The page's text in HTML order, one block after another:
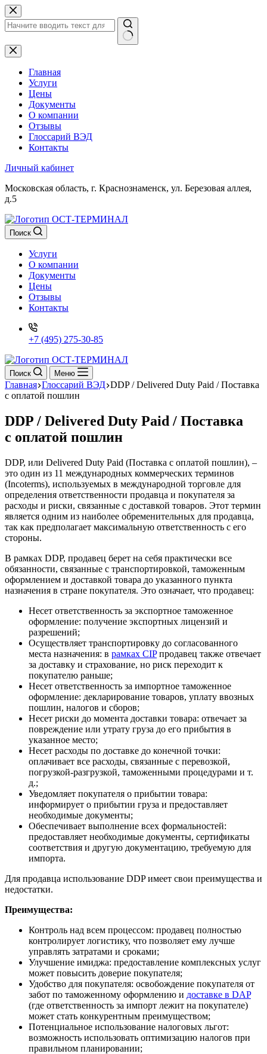
Перейти
к
сути
Ничего
не
найденоГлавная
Услуги
Цены
Документы
О компании
Отзывы
Глоссарий ВЭД
Контакты
Личный кабинет
Московская область, г. Краснознаменск, ул. Березовая аллея,
д.5
Поиск
Услуги
О компании
Документы
Цены
Отзывы
Контакты
+7 (495) 275-30-85
Поиск Меню
Главная Глоссарий ВЭД DDP / Delivered Duty Paid / Поставка
с оплатой пошлин
DDP / Delivered Duty Paid / Поставка
с оплатой пошлин
DDP, или Delivered Duty Paid (Поставка с оплатой пошлин), –
это один из 11 международных коммерческих терминов
(Incoterms), используемых в международной торговле для
определения ответственности продавца и покупателя за
расходы и риски, связанные с доставкой товаров. Этот термин
является одним из наиболее обременительных для продавца,
так как предполагает максимальную ответственность с его
стороны.
В рамках DDP, продавец берет на себя практически все
обязанности, связанные с транспортировкой, таможенным
оформлением и доставкой товара до указанного пункта
назначения в стране покупателя. Это означает, что продавец:
Несет ответственность за экспортное таможенное
оформление: получение экспортных лицензий и
разрешений;
Осуществляет транспортировку до согласованного
места назначения: в рамках CIPпродавец также отвечает
за доставку и страхование, но риск переходит к
покупателю раньше;
Несет ответственность за импортное таможенное
оформление: декларирование товаров, уплату ввозных
пошлин, налогов и сборов;
Несет риски до момента доставки товара: отвечает за
повреждение или утрату груза до его прибытия в
указанное место;
Несет расходы по доставке до конечной точки:
оплачивает все расходы, связанные с перевозкой,
погрузкой-разгрузкой, таможенными процедурами и т.
д.;
Уведомляет покупателя о прибытии товара:
информирует о прибытии груза и предоставляет
необходимые документы;
Обеспечивает выполнение всех формальностей:
предоставляет необходимые документы, сертификаты
соответствия и другую документацию, требуемую для
импорта.
Для продавца использование DDP имеет свои преимущества и
недостатки.
Преимущества:
Контроль над всем процессом: продавец полностью
контролирует логистику, что позволяет ему лучше
управлять затратами и сроками;
Улучшение имиджа: предоставление комплексных услуг
может повысить доверие покупателя;
Удобство для покупателя: освобождение покупателя от
забот по таможенному оформлению и доставке в DAP
(где ответственность за импорт лежит на покупателе)
может стать конкурентным преимуществом;
Потенциальное использование налоговых льгот:
возможность использовать оптимизацию налогов при
правильном планировании;